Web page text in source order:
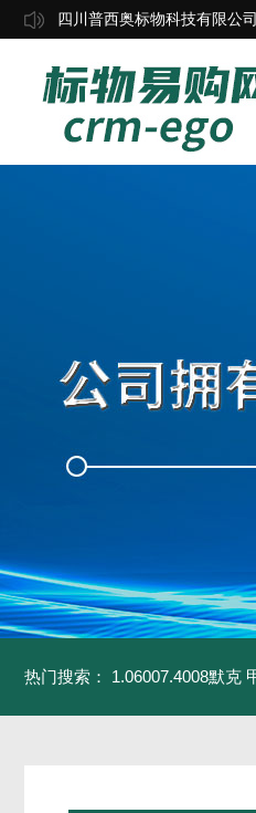
四川普西奥标物科技有限公司
热门搜索： 1.06007.4008默克